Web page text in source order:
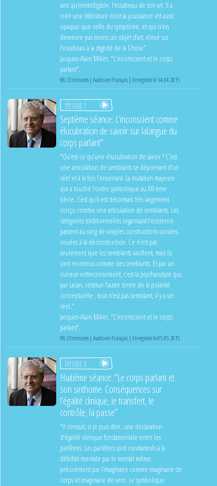
tant qu’inintelligible, l’escabeau de son art. Il a
créé une littérature dont la jouissance est aussi
opaque que celle du symptôme, et qui n’en
demeure pas moins un objet d’art, élevé sur
l’escabeau à la dignité de la Chose".
Jacques-Alain Miller, "L'inconscient et le corps
parlant".
88:33 minutes | Audio en Français | Enregistré le 14.04.2015
Épisode 7
Septième séance: L'inconscient comme
élucubration de savoir sur lalangue du
corps parlant"
"Qu’est-ce qu’une élucubration de savoir ? C’est
une articulation de semblants se déprenant d’un
réel et à la fois l’enserrant. La mutation majeure
qui a touché l’ordre symbolique au XXI ème
siècle, c’est qu’il est désormais très largement
conçu comme une articulation de semblants. Les
catégories traditionnelles organisant l’existence
passent au rang de simples constructions sociales,
vouées à la déconstruction. Ce n’est pas
seulement que les semblants vacillent, mais ils
sont reconnus comme des semblants. Et par un
curieux entrecroisement, c’est la psychanalyse qui,
par Lacan, restitue l’autre terme de la polarité
conceptuelle : tout n’est pas semblant, il y a un
réel."
Jacques-Alain Miller, "L'inconscient et le corps
parlant".
98:23 minutes | Audio en Français | Enregistré le 05.05.2015
Épisode 8
Huitième séance: “Le corps parlant et
son sinthome. Conséquences sur
l’égalité clinique, le transfert, le
contrôle, la passe”
"Il s’ensuit, si je puis dire, une déclaration
d’égalité clinique fondamentale entre les
parlêtres. Les parlêtres sont condamnés à la
débilité mentale par le mental même,
précisément par l’imaginaire comme imaginaire de
corps et imaginaire de sens. Le symbolique